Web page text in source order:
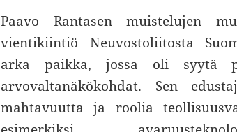
Paavo Rantasen muistelujen
vientikiintiö Neuvostoliitosta
arka paikka, jossa oli syytä
arvovaltanäkökohdat. Sen
mahtavuutta ja roolia